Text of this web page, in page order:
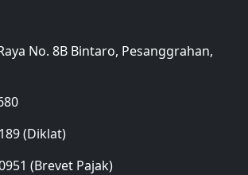
No. 8B Bintaro, Pesanggrahan,
(Diklat)
(Brevet Pajak)